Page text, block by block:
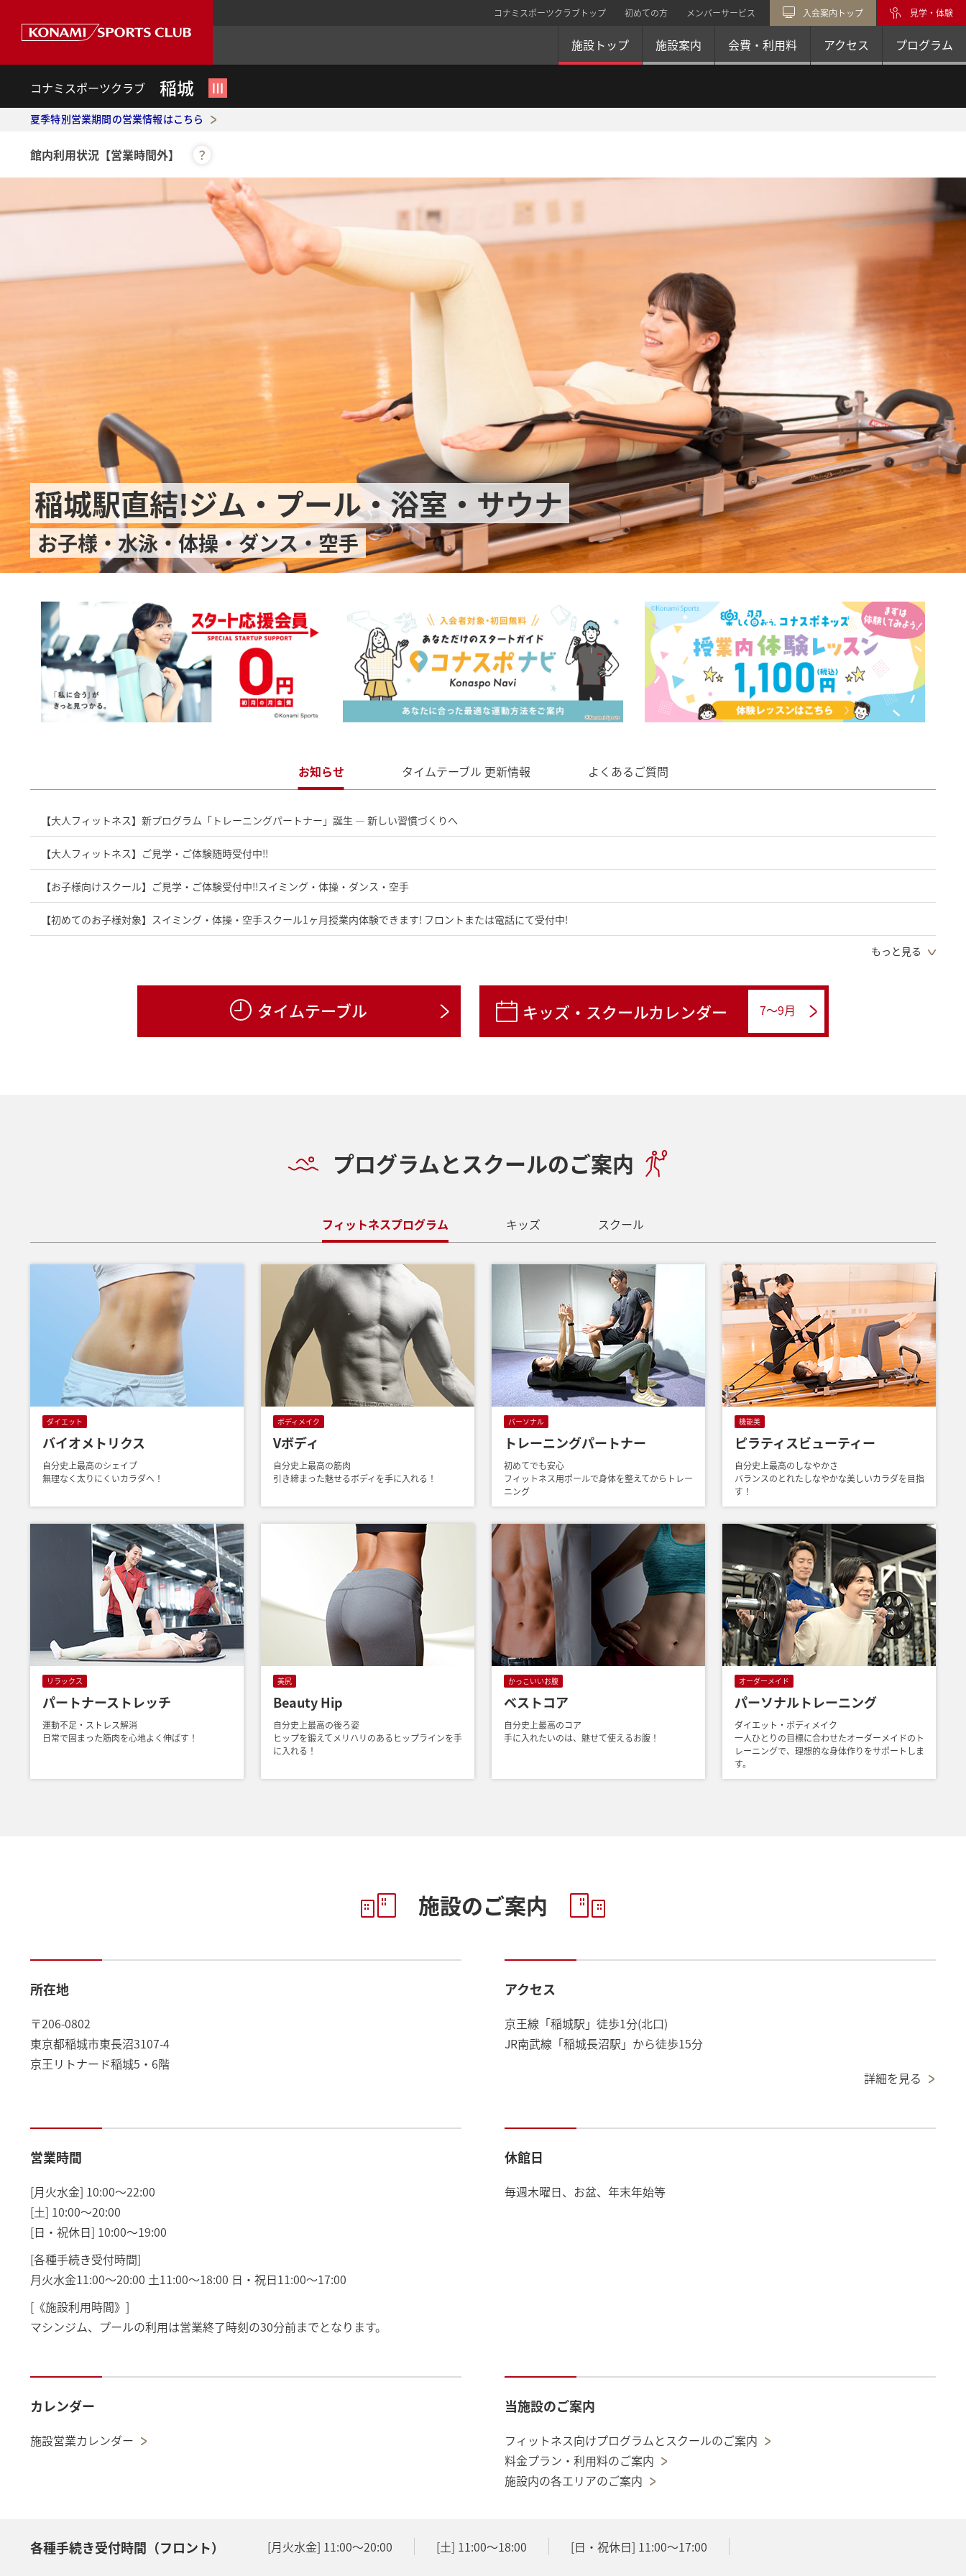
施設トップ 施設案内 会費・利用料 アクセス プログラム
コナミスポーツクラブトップ 初めての方 メンバーサービス 入会案内トップ 見学・体験
コナミスポーツクラブ 稲城 Ⅲ
夏季特別営業期間の営業情報はこちら
館内利用状況 【営業時間外】 ？
稲城駅直結!ジム・プール・浴室・サウナ
お子様・水泳・体操・ダンス・空手
お知らせ タイムテーブル 更新情報 よくあるご質問
【大人フィットネス】新プログラム「トレーニングパートナー」誕生 ― 新しい習慣づくりへ
【大人フィットネス】ご見学・ご体験随時受付中!!
【お子様向けスクール】ご見学・ご体験受付中!!スイミング・体操・ダンス・空手
【初めてのお子様対象】スイミング・体操・空手スクール1ヶ月授業内体験できます! フロントまたは電話にて受付中!
【7月21日更新】スイミング8月度スクールカレンダー修正について
もっと見る
タイムテーブル キッズ・スクールカレンダー 7～9月
プログラムとスクールのご案内
フィットネスプログラム キッズ スクール
ダイエット
バイオメトリクス
自分史上最高のシェイプ
無理なく太りにくいカラダへ！
ボディメイク
Vボディ
自分史上最高の筋肉
引き締まった魅せるボディを手に入れる！
パーソナル
トレーニングパートナー
初めてでも安心
フィットネス用ポールで身体を整えてからトレー
ニング
機能美
ピラティスビューティー
自分史上最高のしなやかさ
バランスのとれたしなやかな美しいカラダを目指
す！
リラックス
パートナーストレッチ
運動不足・ストレス解消
日常で固まった筋肉を心地よく伸ばす！
美尻
Beauty Hip
自分史上最高の後ろ姿
ヒップを鍛えてメリハリのあるヒップラインを手
に入れる！
かっこいいお腹
ベストコア
自分史上最高のコア
手に入れたいのは、魅せて使えるお腹！
オーダーメイド
パーソナルトレーニング
ダイエット・ボディメイク
一人ひとりの目標に合わせたオーダーメイドのト
レーニングで、理想的な身体作りをサポートしま
す。
施設のご案内
所在地
〒206-0802
東京都稲城市東長沼3107-4
京王リトナード稲城5・6階
アクセス
京王線「稲城駅」徒歩1分(北口)
JR南武線「稲城長沼駅」から徒歩15分
詳細を見る
営業時間
[月火水金] 10:00～22:00
[土] 10:00～20:00
[日・祝休日] 10:00～19:00
[各種手続き受付時間]
月火水金11:00～20:00 土11:00～18:00 日・祝日11:00～17:00
[《施設利用時間》]
マシンジム、プールの利用は営業終了時刻の30分前までとなります。
休館日
毎週木曜日、お盆、年末年始等
カレンダー
施設営業カレンダー
当施設のご案内
フィットネス向けプログラムとスクールのご案内
料金プラン・利用料のご案内
施設内の各エリアのご案内
各種手続き受付時間（フロント） [月火水金] 11:00～20:00 [土] 11:00～18:00 [日・祝休日] 11:00～17:00